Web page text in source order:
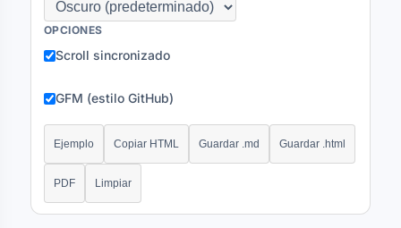
OPCIONES
Scroll sincronizado
GFM (estilo GitHub)
Ejemplo Copiar HTML Guardar .md Guardar .html
PDF Limpiar